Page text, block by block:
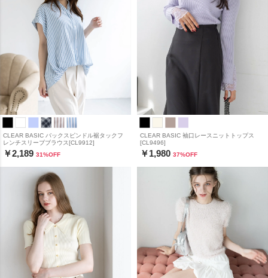
CLEAR BASIC バックスピンドル裾タックフ
レンチスリーブブラウス[CL9912]
￥2,189 31%OFF
CLEAR BASIC 袖口レースニットトップス
[CL9496]
￥1,980 37%OFF